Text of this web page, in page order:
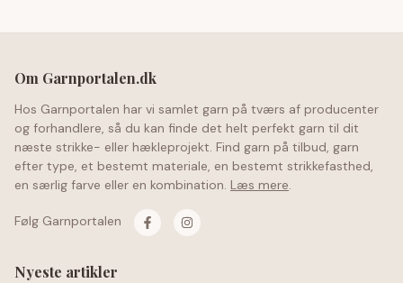
Om Garnportalen.dk
Hos Garnportalen har vi samlet garn på tværs af producenter
og forhandlere, så du kan finde det helt perfekt garn til dit
næste strikke- eller hækleprojekt. Find garn på tilbud, garn
efter type, et bestemt materiale, en bestemt strikkefasthed,
en særlig farve eller en kombination. Læs mere.
Følg Garnportalen
Nyeste artikler